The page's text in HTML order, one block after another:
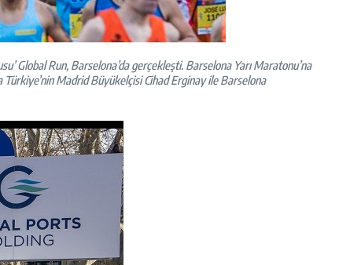
Global Run, Barselona’da gerçekleşti. Barselona Yarı Maratonu’na
Türkiye’nin Madrid Büyükelçisi Cihad Erginay ile Barselona